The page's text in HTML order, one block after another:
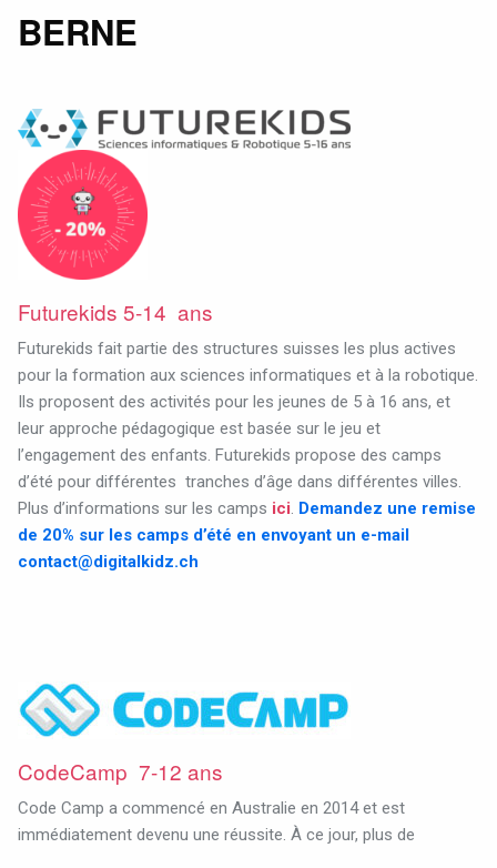
BERNE
Futurekids 5-14 ans
Futurekids fait partie des structures suisses les plus actives
pour la formation aux sciences informatiques et à la robotique.
Ils proposent des activités pour les jeunes de 5 à 16 ans, et
leur approche pédagogique est basée sur le jeu et
l’engagement des enfants. Futurekids propose des camps
d’été pour différentes tranches d’âge dans différentes villes.
Plus d’informations sur les camps ici. Demandez une remise
de 20% sur les camps d’été en envoyant un e-mail
contact@digitalkidz.ch
CodeCamp 7-12 ans
Code Camp a commencé en Australie en 2014 et est
immédiatement devenu une réussite. À ce jour, plus de